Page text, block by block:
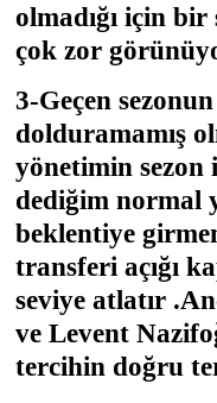
olmadığı için
çok zor
3-Geçen
dolduramamış
yönetimin sezon
dediğim normal
beklentiye
transferi açığı
seviye atlatır
ve Levent
tercihin doğru